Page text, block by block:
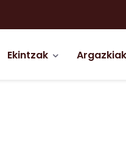
Ekintzak Argazkiak